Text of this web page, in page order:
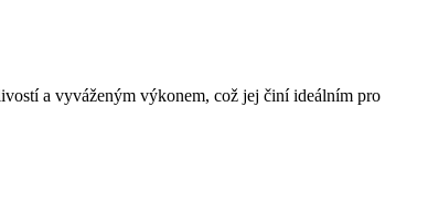
a vyváženým výkonem, což jej činí ideálním pro